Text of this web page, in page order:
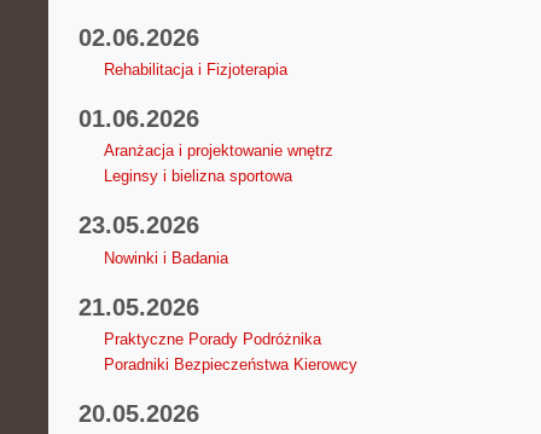
02.06.2026
Rehabilitacja i Fizjoterapia
01.06.2026
Aranżacja i projektowanie wnętrz
Leginsy i bielizna sportowa
23.05.2026
Nowinki i Badania
21.05.2026
Praktyczne Porady Podróżnika
Poradniki Bezpieczeństwa Kierowcy
20.05.2026